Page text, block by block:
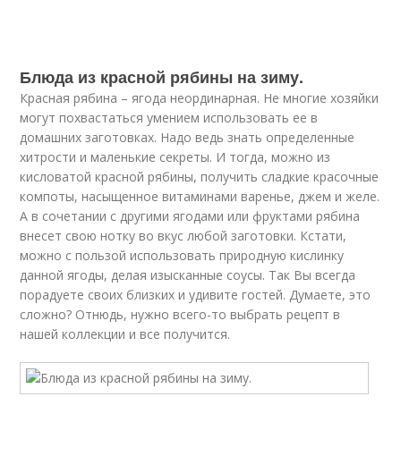
Блюда из красной рябины на зиму.
Красная рябина – ягода неординарная. Не многие хозяйки
могут похвастаться умением использовать ее в
домашних заготовках. Надо ведь знать определенные
хитрости и маленькие секреты. И тогда, можно из
кисловатой красной рябины, получить сладкие красочные
компоты, насыщенное витаминами варенье, джем и желе.
А в сочетании с другими ягодами или фруктами рябина
внесет свою нотку во вкус любой заготовки. Кстати,
можно с пользой использовать природную кислинку
данной ягоды, делая изысканные соусы. Так Вы всегда
порадуете своих близких и удивите гостей. Думаете, это
сложно? Отнюдь, нужно всего-то выбрать рецепт в
нашей коллекции и все получится.